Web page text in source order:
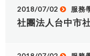
方式及應備文件節錄
具中華民國國籍，且
申請時間：執行期間
2018/07/02 服務